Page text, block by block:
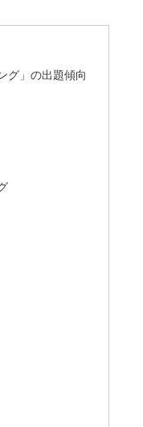
グ」の出題傾向